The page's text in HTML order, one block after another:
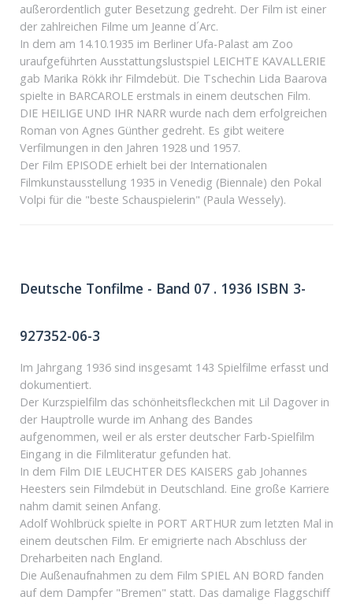
außerordentlich guter Besetzung gedreht. Der Film ist einer
der zahlreichen Filme um Jeanne d´Arc.
In dem am 14.10.1935 im Berliner Ufa-Palast am Zoo
uraufgeführten Ausstattungslustspiel LEICHTE KAVALLERIE
gab Marika Rökk ihr Filmdebüt. Die Tschechin Lida Baarova
spielte in BARCAROLE erstmals in einem deutschen Film.
DIE HEILIGE UND IHR NARR wurde nach dem erfolgreichen
Roman von Agnes Günther gedreht. Es gibt weitere
Verfilmungen in den Jahren 1928 und 1957.
Der Film EPISODE erhielt bei der Internationalen
Filmkunstausstellung 1935 in Venedig (Biennale) den Pokal
Volpi für die "beste Schauspielerin" (Paula Wessely).
Deutsche Tonfilme - Band 07 . 1936 ISBN 3-
927352-06-3
Im Jahrgang 1936 sind insgesamt 143 Spielfilme erfasst und
dokumentiert.
Der Kurzspielfilm das schönheitsfleckchen mit Lil Dagover in
der Hauptrolle wurde im Anhang des Bandes
aufgenommen, weil er als erster deutscher Farb-Spielfilm
Eingang in die Filmliteratur gefunden hat.
In dem Film DIE LEUCHTER DES KAISERS gab Johannes
Heesters sein Filmdebüt in Deutschland. Eine große Karriere
nahm damit seinen Anfang.
Adolf Wohlbrück spielte in PORT ARTHUR zum letzten Mal in
einem deutschen Film. Er emigrierte nach Abschluss der
Dreharbeiten nach England.
Die Außenaufnahmen zu dem Film SPIEL AN BORD fanden
auf dem Dampfer "Bremen" statt. Das damalige Flaggschiff